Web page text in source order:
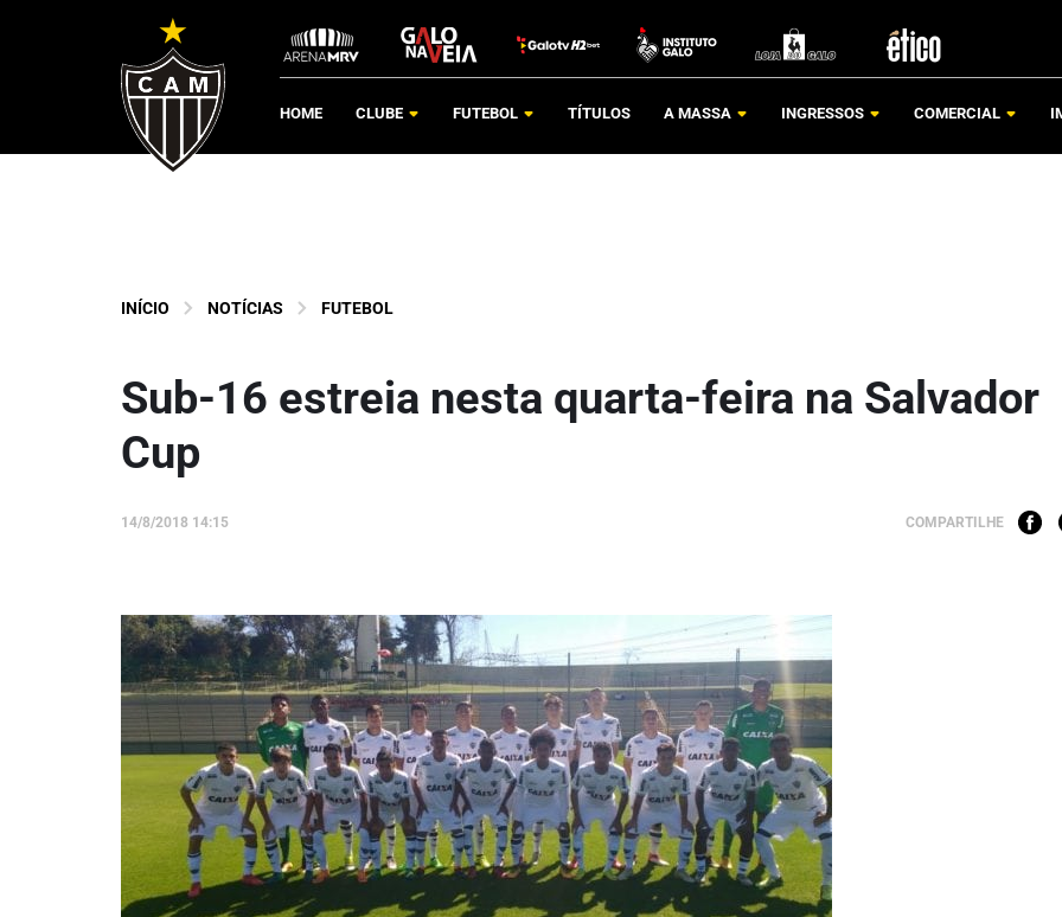
HOME CLUBE FUTEBOL TÍTULOS A MASSA INGRESSOS COMERCIAL
INÍCIO NOTÍCIAS FUTEBOL
Sub-16 estreia nesta quarta-feira na Salvador
Cup
14/8/2018 14:15 COMPARTILHE